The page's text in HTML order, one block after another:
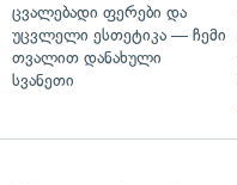
ცვალებადი ფერები და
უცვლელი ესთეტიკა — ჩემი
თვალით დანახული
სვანეთი